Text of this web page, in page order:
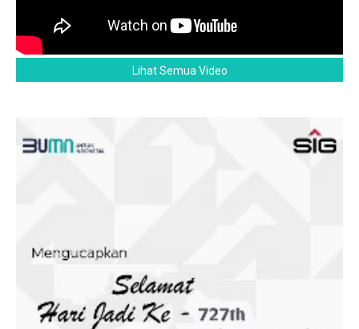
Lihat Semua Video